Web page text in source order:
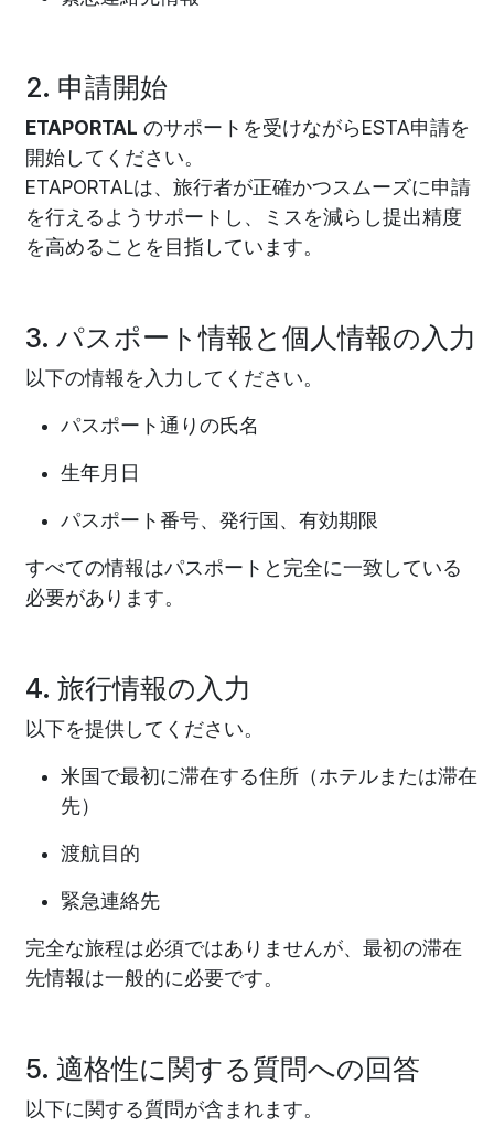
2. 申請開始
ETAPORTAL のサポートを受けながらESTA申請を
開始してください。
ETAPORTALは、旅行者が正確かつスムーズに申請
を行えるようサポートし、ミスを減らし提出精度
を高めることを目指しています。
3. パスポート情報と個人情報の入力
以下の情報を入力してください。
パスポート通りの氏名
生年月日
パスポート番号、発行国、有効期限
すべての情報はパスポートと完全に一致している
必要があります。
4. 旅行情報の入力
以下を提供してください。
米国で最初に滞在する住所（ホテルまたは滞在
先）
渡航目的
緊急連絡先
完全な旅程は必須ではありませんが、最初の滞在
先情報は一般的に必要です。
5. 適格性に関する質問への回答
以下に関する質問が含まれます。